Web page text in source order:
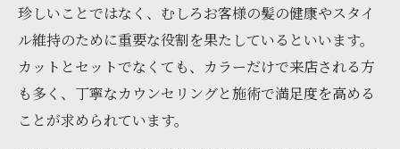
珍しいことではなく、むしろお客様の髪の健康やスタイ
ル維持のために重要な役割を果たしているといいます。
カットとセットでなくても、カラーだけで来店される方
も多く、丁寧なカウンセリングと施術で満足度を高める
ことが求められています。